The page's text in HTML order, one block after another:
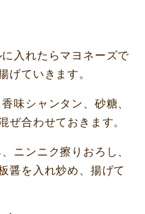
入れたらマヨネーズで
げていきます。
味シャンタン、砂糖、
ぜ合わせておきます。
ニンニク擦りおろし、
醤を入れ炒め、揚げて